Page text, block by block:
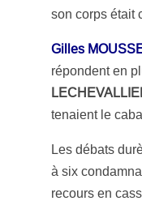
son corps était
Gilles
répondent en
tenaient le
Les débats
à six
recours en